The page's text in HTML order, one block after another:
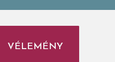
VÉLEMÉNY